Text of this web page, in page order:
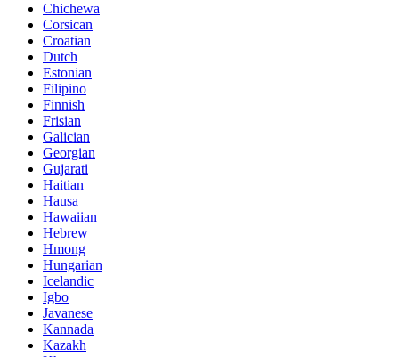
Chichewa
Corsican
Croatian
Dutch
Estonian
Filipino
Finnish
Frisian
Galician
Georgian
Gujarati
Haitian
Hausa
Hawaiian
Hebrew
Hmong
Hungarian
Icelandic
Igbo
Javanese
Kannada
Kazakh